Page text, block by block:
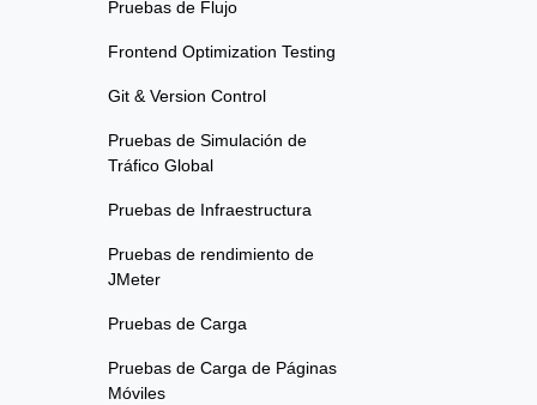
Pruebas de Flujo
Frontend Optimization Testing
Git & Version Control
Pruebas de Simulación de
Tráfico Global
Pruebas de Infraestructura
Pruebas de rendimiento de
JMeter
Pruebas de Carga
Pruebas de Carga de Páginas
Móviles